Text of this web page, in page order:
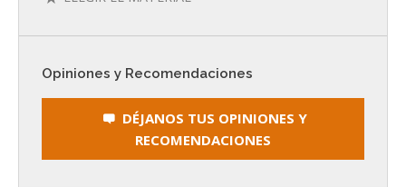
Opiniones y Recomendaciones
DÉJANOS TUS OPINIONES Y
RECOMENDACIONES